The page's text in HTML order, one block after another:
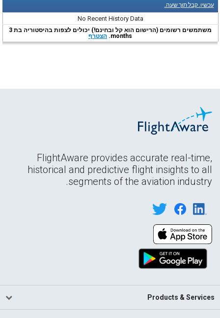
עכשיו. קבל תוך שעה.
No Recent History Data
משתמשים רשומים (הרישום הוא קל ובחינם!) יכולים לצפות בהיסטוריה בת 3
months. הצטרף
FlightAware provides accurate real-time,
historical and predictive flight insights to all
segments of the aviation industry.
Products & Services